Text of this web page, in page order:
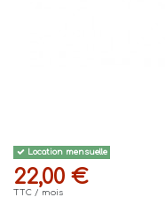
Location mensuelle
22,00 €
TTC / mois